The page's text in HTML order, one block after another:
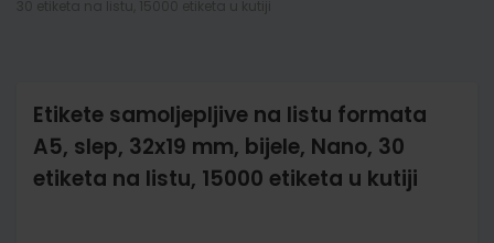
Etikete samoljepljive na listu formata
A5, slep, 32x19 mm, bijele, Nano, 30
etiketa na listu, 15000 etiketa u kutiji